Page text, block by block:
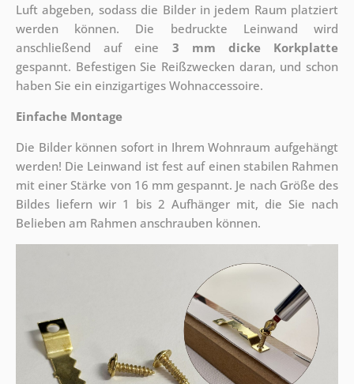
Luft abgeben, sodass die Bilder in jedem Raum platziert
werden können. Die bedruckte Leinwand wird
anschließend auf eine 3 mm dicke Korkplatte
gespannt. Befestigen Sie Reißzwecken daran, und schon
haben Sie ein einzigartiges Wohnaccessoire.
Einfache Montage
Die Bilder können sofort in Ihrem Wohnraum aufgehängt
werden! Die Leinwand ist fest auf einen stabilen Rahmen
mit einer Stärke von 16 mm gespannt. Je nach Größe des
Bildes liefern wir 1 bis 2 Aufhänger mit, die Sie nach
Belieben am Rahmen anschrauben können.